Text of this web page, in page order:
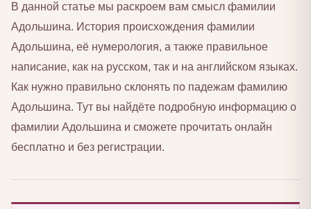
В данной статье мы раскроем вам смысл фамилии
Адольшина. История происхождения фамилии
Адольшина, её нумерология, а также правильное
написание, как на русском, так и на английском языках.
Как нужно правильно склонять по падежам фамилию
Адольшина. Тут вы найдёте подробную информацию о
фамилии Адольшина и сможете прочитать онлайн
бесплатно и без регистрации.